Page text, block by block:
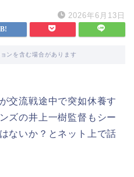
2026年6月13日
ンを含む場合があります
交流戦途中で突如休養す
ズの井上一樹監督もシー
ないか？とネット上で話